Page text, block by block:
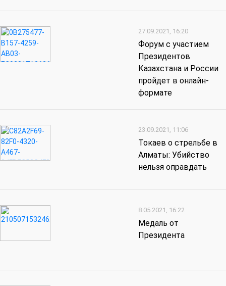
27.09.2021, 16:20
Форум с участием
Президентов
Казахстана и России
пройдет в онлайн-
формате
23.09.2021, 11:06
Токаев о стрельбе в
Алматы: Убийство
нельзя оправдать
8.05.2021, 16:22
Медаль от
Президента